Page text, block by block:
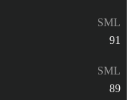
SML
91
SML
89